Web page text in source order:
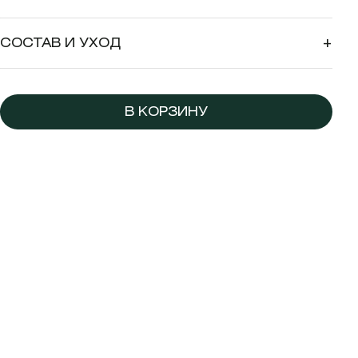
СОСТАВ И УХОД +
В КОРЗИНУ